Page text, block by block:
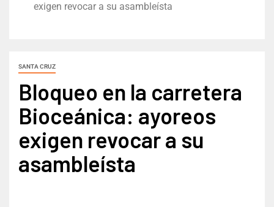
exigen revocar a su asambleísta
SANTA CRUZ
Bloqueo en la carretera
Bioceánica: ayoreos
exigen revocar a su
asambleísta